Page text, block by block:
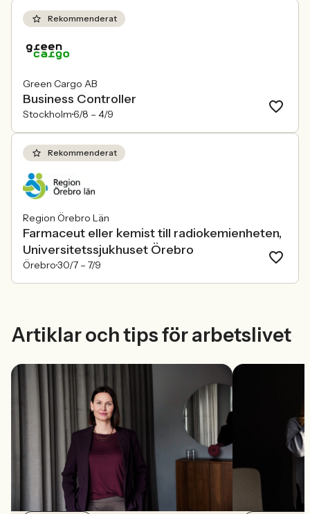
Rekommenderat
Green Cargo AB
Business Controller
Stockholm6/8 – 4/9
Rekommenderat
Region Örebro Län
Farmaceut eller kemist till radiokemienheten,
Universitetssjukhuset Örebro
Örebro30/7 – 7/9
Artiklar och tips för arbetslivet